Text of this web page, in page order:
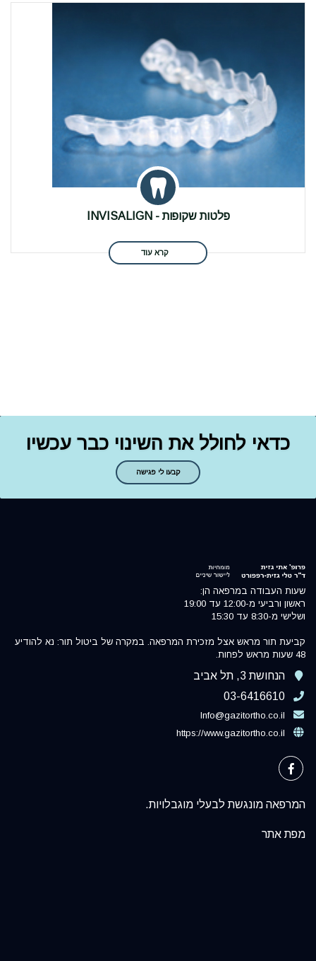
פלטות שקופות - INVISALIGN
קרא עוד
כדאי לחולל את השינוי כבר עכשיו
קבעו לי פגישה
שעות העבודה במרפאה הן:
ראשון ורביעי מ-12:00 עד 19:00
ושלישי מ-8:30 עד 15:30
קביעת תור מראש אצל מזכירת המרפאה. במקרה של ביטול תור: נא להודיע
48 שעות מראש לפחות.
הנחושת 3, תל אביב
03-6416610
Info@gazitortho.co.il
https://www.gazitortho.co.il
המרפאה מונגשת לבעלי מוגבלויות.
מפת אתר